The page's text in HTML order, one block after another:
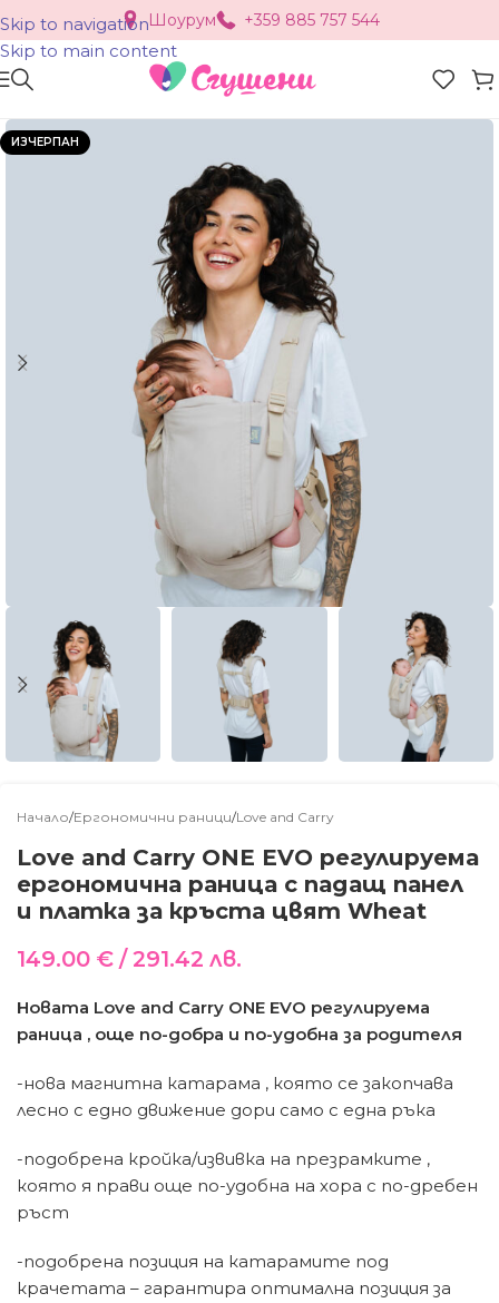
Skip to navigation
Skip to main content
Шоурум +359 885 757 544
ИЗЧЕРПАН
Начало/Ергономични раници/Love and Carry
Love and Carry ONE EVO регулируема
ергономична раница с падащ панел
и платка за кръста цвят Wheat
149.00 € / 291.42 лв.
Новата Love and Carry ONE EVO регулируема
раница , още по-добра и по-удобна за родителя
-нова магнитна катарама , която се закопчава
лесно с едно движение дори само с една ръка
-подобрена кройка/извивка на презрамките ,
която я прави още по-удобна на хора с по-дребен
ръст
-подобрена позиция на катарамите под
крачетата – гарантира оптимална позиция за